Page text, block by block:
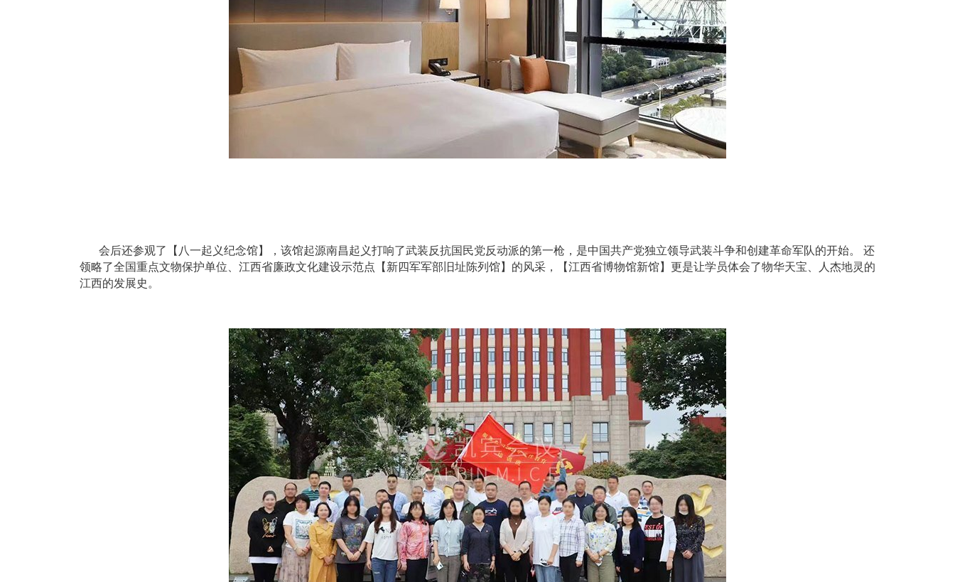
会后还参观了【八一起义纪念馆】，该馆起源南昌起义打响了武装反抗国民党反动派的第一枪，是中国共产党独立领导武装斗争和创建革命军队的开始。 还
领略了全国重点文物保护单位、江西省廉政文化建设示范点【新四军军部旧址陈列馆】的风采，【江西省博物馆新馆】更是让学员体会了物华天宝、人杰地灵的
江西的发展史。